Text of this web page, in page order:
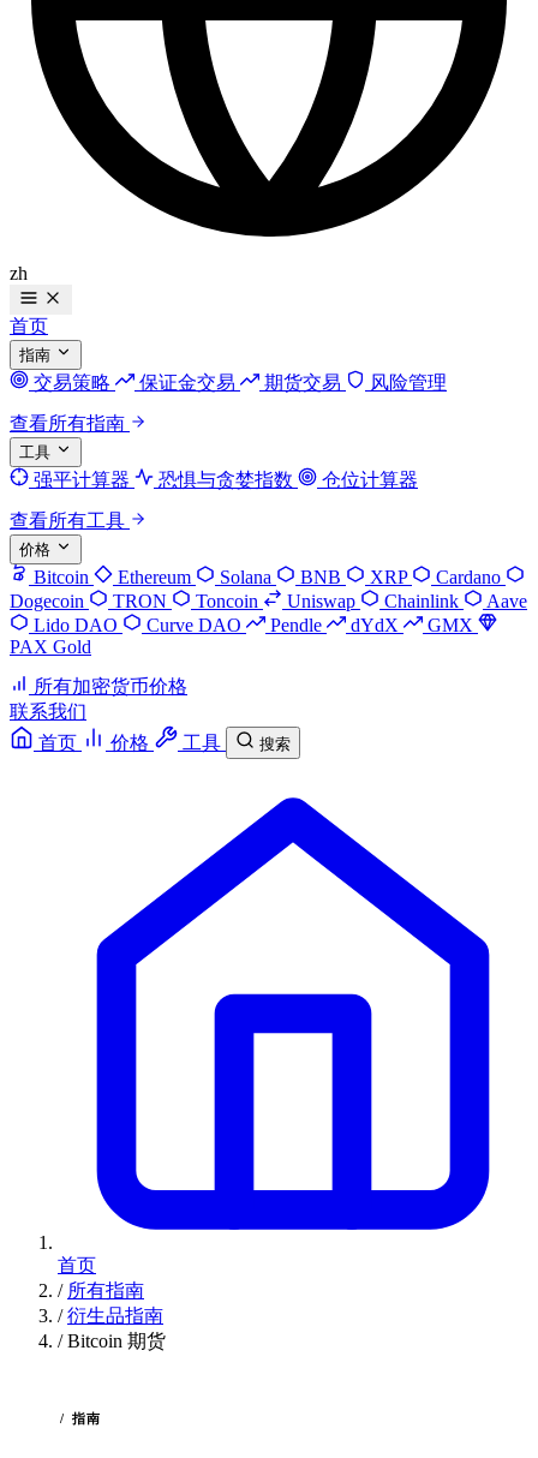
zh
首页
指南
交易策略 保证金交易 期货交易
风险管理
查看所有指南
工具
强平计算器 恐惧与贪婪指数
仓位计算器
查看所有工具
价格
Bitcoin Ethereum Solana BNB XRP
Cardano
Dogecoin
TRON Toncoin Uniswap Chainlink
Aave
Lido DAO
Curve DAO Pendle dYdX
GMX
PAX Gold
所有加密货币价格
联系我们
首页
价格 工具 搜索
首页
/ 所有指南
/ 衍生品指南
/ Bitcoin 期货
/ 指南